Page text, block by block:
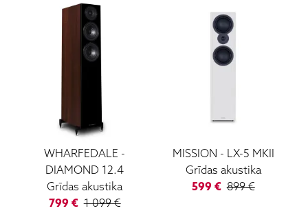
WHARFEDALE -
DIAMOND 12.4
Grīdas akustika
799€ 1 099€
MISSION - LX-5 MKII
Grīdas akustika
599€ 899€